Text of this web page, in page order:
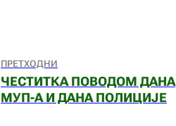
ПРЕТХОДНИ
ЧЕСТИТКА ПОВОДОМ ДАНА
МУП-А И ДАНА ПОЛИЦИЈЕ